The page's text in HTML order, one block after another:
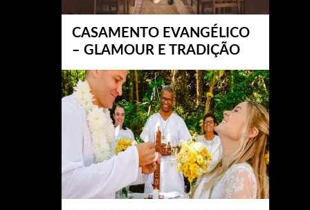
CASAMENTO EVANGÉLICO
– GLAMOUR E TRADIÇÃO